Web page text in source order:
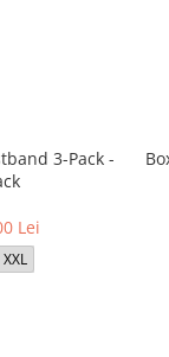
3-Pack -
Lei
XXL